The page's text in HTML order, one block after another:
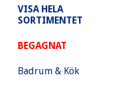
VISA HELA
SORTIMENTET
BEGAGNAT
Badrum & Kök